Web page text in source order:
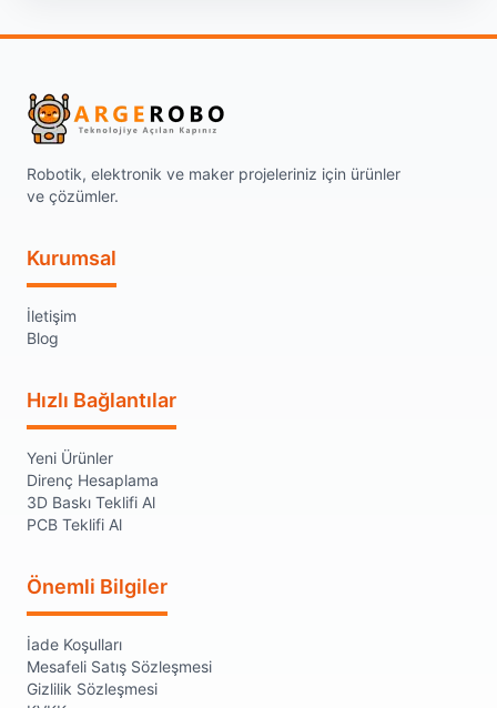
Robotik, elektronik ve maker projeleriniz için ürünler
ve çözümler.
Kurumsal
İletişim
Blog
Hızlı Bağlantılar
Yeni Ürünler
Direnç Hesaplama
3D Baskı Teklifi Al
PCB Teklifi Al
Önemli Bilgiler
İade Koşulları
Mesafeli Satış Sözleşmesi
Gizlilik Sözleşmesi